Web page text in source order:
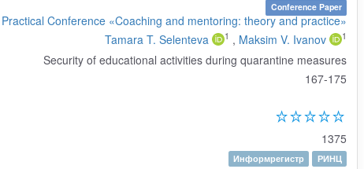
Conference Paper
Conference «Coaching and mentoring: theory and practice»
Tamara T. Selenteva 1 , Maksim V. Ivanov 1
Security of educational activities during quarantine measures
167-175
1375
Информрегистр
РИНЦ